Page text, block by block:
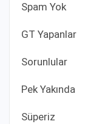
Spam Yok
GT Yapanlar
Sorunlular
Pek Yakında
Süperiz